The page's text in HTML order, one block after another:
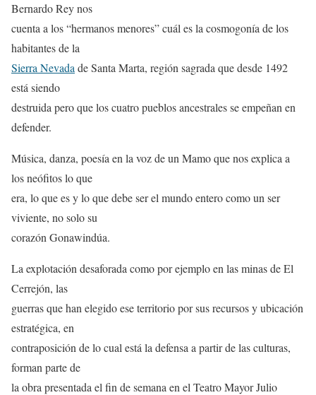
Bernardo Rey nos
cuenta a los “hermanos menores” cuál es la cosmogonía de los
habitantes de la
Sierra Nevada de Santa Marta, región sagrada que desde 1492
está siendo
destruida pero que los cuatro pueblos ancestrales se empeñan en
defender.
Música, danza, poesía en la voz de un Mamo que nos explica a
los neófitos lo que
era, lo que es y lo que debe ser el mundo entero como un ser
viviente, no solo su
corazón Gonawindúa.
La explotación desaforada como por ejemplo en las minas de El
Cerrejón, las
guerras que han elegido ese territorio por sus recursos y ubicación
estratégica, en
contraposición de lo cual está la defensa a partir de las culturas,
forman parte de
la obra presentada el fin de semana en el Teatro Mayor Julio